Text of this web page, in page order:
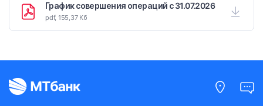
График совершения операций с 31.07.2026
pdf, 155,37 Кб